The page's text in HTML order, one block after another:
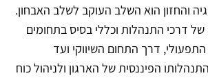
והחזון הוא השלב העוקב לשלב האבחון.
של דרכי התנהלות וכללי בסיס בתחומים
דרך התחום השיווקי ועד
הפיננסית של הארגון ולניהול כוח